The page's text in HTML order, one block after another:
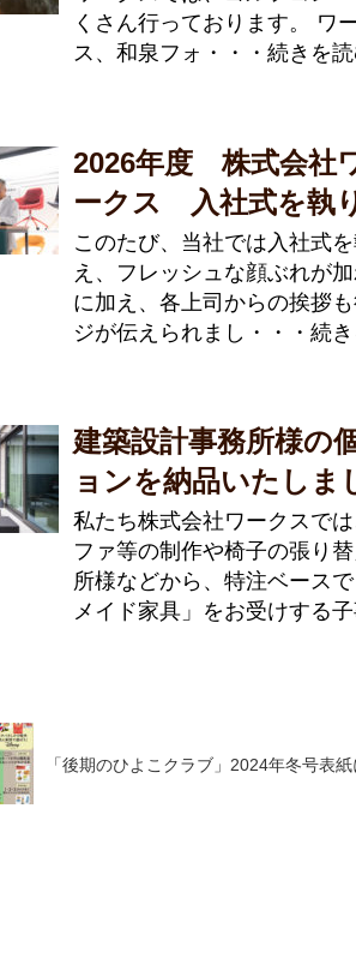
くさん行っております。 ワ
ス、和泉フォ・・・続きを
2026年度 株式会社
ークス 入社式を執
このたび、当社では入社式
え、フレッシュな顔ぶれが
に加え、各上司からの挨拶
ジが伝えられまし・・・続
建築設計事務所様の
ョンを納品いたしま
私たち株式会社ワークスで
ファ等の制作や椅子の張り
所様などから、特注ベース
メイド家具」をお受けする
「後期のひよこクラブ」2024年冬号表